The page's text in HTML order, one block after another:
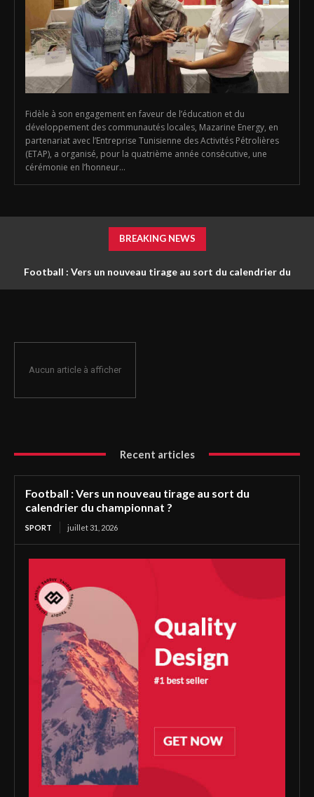
Fidèle à son engagement en faveur de l’éducation et du
développement des communautés locales, Mazarine Energy, en
partenariat avec l’Entreprise Tunisienne des Activités Pétrolières
(ETAP), a organisé, pour la quatrième année consécutive, une
cérémonie en l’honneur...
BREAKING NEWS
Football : Vers un nouveau tirage au sort du calendrier du
Aucun article à afficher
Recent articles
Football : Vers un nouveau tirage au sort du
calendrier du championnat ?
SPORT juillet 31, 2026